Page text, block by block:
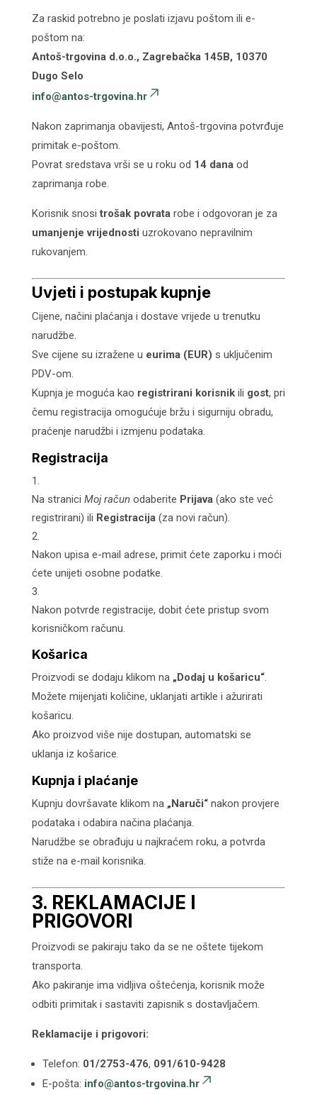
Za raskid potrebno je poslati izjavu poštom ili e-
poštom na:
Antoš-trgovina d.o.o., Zagrebačka 145B, 10370
Dugo Selo
info@antos-trgovina.hr
Nakon zaprimanja obavijesti, Antoš-trgovina potvrđuje
primitak e-poštom.
Povrat sredstava vrši se u roku od 14 danaod
zaprimanja robe.
Korisnik snositrošak povratarobe i odgovoran je za
umanjenje vrijednosti uzrokovano nepravilnim
rukovanjem.
Uvjeti i postupak kupnje
Cijene, načini plaćanja i dostave vrijede u trenutku
narudžbe.
Sve cijene su izražene u eurima (EUR) s uključenim
PDV-om.
Kupnja je moguća kao registrirani korisnikili gost, pri
čemu registracija omogućuje bržu i sigurniju obradu,
praćenje narudžbi i izmjenu podataka.
Registracija
Na stranici Moj računodaberite Prijava(ako ste već
registrirani) ili Registracija(za novi račun).
Nakon upisa e-mail adrese, primit ćete zaporku i moći
ćete unijeti osobne podatke.
Nakon potvrde registracije, dobit ćete pristup svom
korisničkom računu.
Košarica
Proizvodi se dodaju klikom na „Dodaj u košaricu“.
Možete mijenjati količine, uklanjati artikle i ažurirati
košaricu.
Ako proizvod više nije dostupan, automatski se
uklanja iz košarice.
Kupnja i plaćanje
Kupnju dovršavate klikom na „Naruči“nakon provjere
podataka i odabira načina plaćanja.
Narudžbe se obrađuju u najkraćem roku, a potvrda
stiže na e-mail korisnika.
3. REKLAMACIJE I
PRIGOVORI
Proizvodi se pakiraju tako da se ne oštete tijekom
transporta.
Ako pakiranje ima vidljiva oštećenja, korisnik može
odbiti primitak i sastaviti zapisnik s dostavljačem.
Reklamacije i prigovori:
Telefon: 01/2753-476, 091/610-9428
E-pošta: info@antos-trgovina.hr